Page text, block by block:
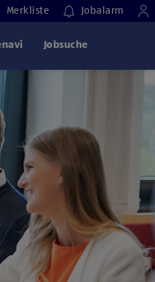
Merkliste Jobalarm
Jobsuche